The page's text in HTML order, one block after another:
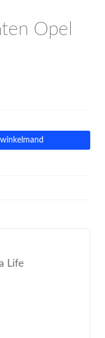
Opel
winkelmand
Life